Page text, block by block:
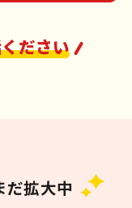
ださい
だ拡大中